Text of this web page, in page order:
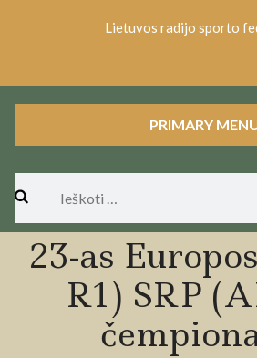
Lietuvos radijo sporto
PRIMARY
Ieškoti:
23-as
R1) SRP